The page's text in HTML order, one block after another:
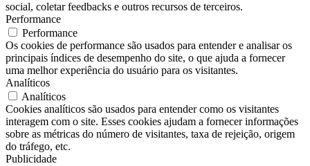
social, coletar feedbacks e outros recursos de terceiros.
Performance
Performance
Os cookies de performance são usados ​​para entender e analisar os
principais índices de desempenho do site, o que ajuda a fornecer
uma melhor experiência do usuário para os visitantes.
Analíticos
Analíticos
Cookies analíticos são usados ​​para entender como os visitantes
interagem com o site. Esses cookies ajudam a fornecer informações
sobre as métricas do número de visitantes, taxa de rejeição, origem
do tráfego, etc.
Publicidade